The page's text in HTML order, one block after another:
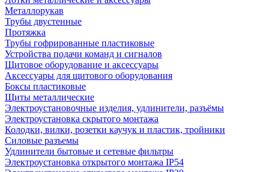
Металлорукав
Трубы двустенные
Протяжка
Трубы гофрированные пластиковые
Устройства подачи команд и сигналов
Щитовое оборудование и аксессуары
Аксессуары для щитового оборудования
Боксы пластиковые
Щиты металлические
Электроустановочные изделия, удлинители, разъёмы
Электроустановка скрытого монтажа
Колодки, вилки, розетки каучук и пластик, тройники
Силовые разъемы
Удлинители бытовые и сетевые фильтры
Электроустановка открытого монтажа IP54